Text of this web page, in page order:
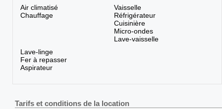
Air climatisé
Chauffage
Vaisselle
Réfrigérateur
Cuisinière
Micro-ondes
Lave-vaisselle
Lave-linge
Fer à repasser
Aspirateur
Tarifs et conditions de la location